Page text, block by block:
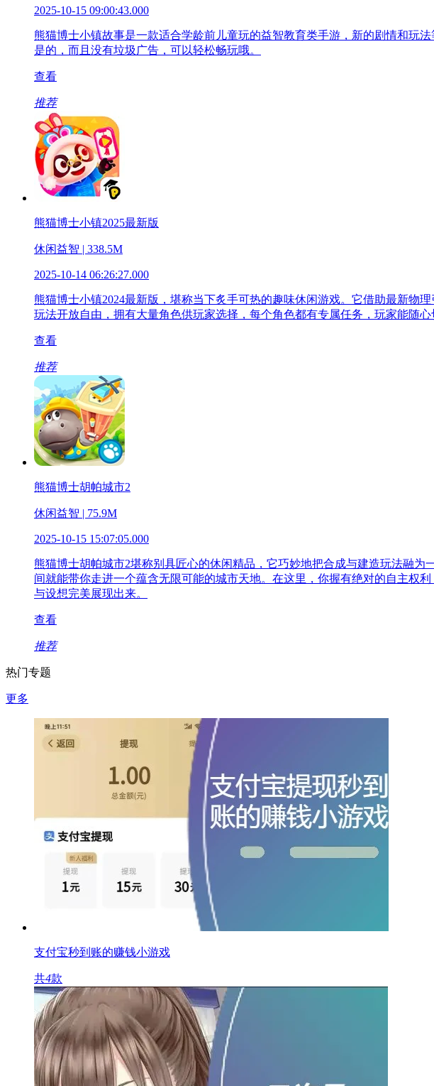
2025-10-15 09:00:43.000
熊猫博士小镇故事是一款适合学龄前儿童玩的益智教育类手游，新的剧情和玩
是的，而且没有垃圾广告，可以轻松畅玩哦。
查看
推荐
熊猫博士小镇2025最新版
休闲益智 | 338.5M
2025-10-14 06:26:27.000
熊猫博士小镇2024最新版，堪称当下炙手可热的趣味休闲游戏。它借助最新物
玩法开放自由，拥有大量角色供玩家选择，每个角色都有专属任务，玩家能随
查看
推荐
熊猫博士胡帕城市2
休闲益智 | 75.9M
2025-10-15 15:07:05.000
熊猫博士胡帕城市2堪称别具匠心的休闲精品，它巧妙地把合成与建造玩法融
间就能带你走进一个蕴含无限可能的城市天地。在这里，你握有绝对的自主权
与设想完美展现出来。
查看
推荐
热门专题
更多
支付宝秒到账的赚钱小游戏
共4款